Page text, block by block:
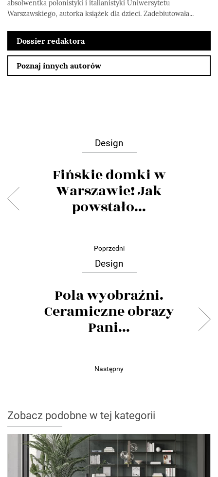
absolwentka polonistyki i italianistyki Uniwersytetu
Warszawskiego, autorka książek dla dzieci. Zadebiutowała...
Dossier redaktora
Poznaj innych autorów
Design
Fińskie domki w
Warszawie! Jak
powstało...
Poprzedni
Design
Pola wyobraźni.
Ceramiczne obrazy
Pani...
Następny
Zobacz podobne w tej kategorii